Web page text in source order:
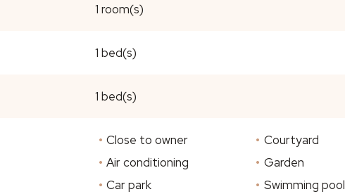
1 room(s)
1 bed(s)
1 bed(s)
Close to owner
Air conditioning
Car park
Courtyard
Garden
Swimming pool